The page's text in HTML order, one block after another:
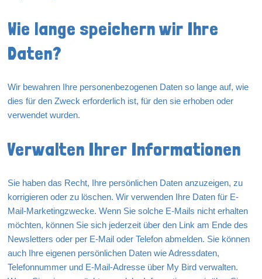
Wie lange speichern wir Ihre
Daten?
Wir bewahren Ihre personenbezogenen Daten so lange auf, wie
dies für den Zweck erforderlich ist, für den sie erhoben oder
verwendet wurden.
Verwalten Ihrer Informationen
Sie haben das Recht, Ihre persönlichen Daten anzuzeigen, zu
korrigieren oder zu löschen. Wir verwenden Ihre Daten für E-
Mail-Marketingzwecke. Wenn Sie solche E-Mails nicht erhalten
möchten, können Sie sich jederzeit über den Link am Ende des
Newsletters oder per E-Mail oder Telefon abmelden. Sie können
auch Ihre eigenen persönlichen Daten wie Adressdaten,
Telefonnummer und E-Mail-Adresse über My Bird verwalten.